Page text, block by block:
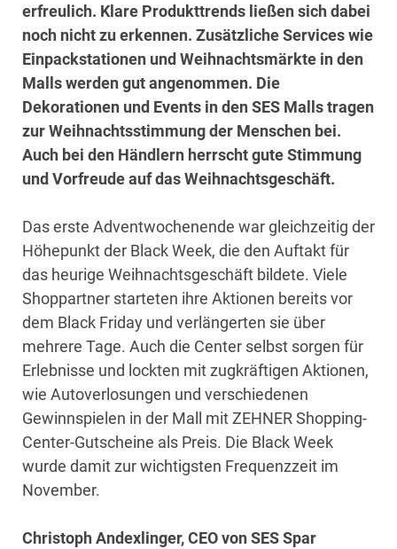
erfreulich. Klare Produkttrends ließen sich dabei
noch nicht zu erkennen. Zusätzliche Services wie
Einpackstationen und Weihnachtsmärkte in den
Malls werden gut angenommen. Die
Dekorationen und Events in den SES Malls tragen
zur Weihnachtsstimmung der Menschen bei.
Auch bei den Händlern herrscht gute Stimmung
und Vorfreude auf das Weihnachtsgeschäft.
Das erste Adventwochenende war gleichzeitig der
Höhepunkt der Black Week, die den Auftakt für
das heurige Weihnachtsgeschäft bildete. Viele
Shoppartner starteten ihre Aktionen bereits vor
dem Black Friday und verlängerten sie über
mehrere Tage. Auch die Center selbst sorgen für
Erlebnisse und lockten mit zugkräftigen Aktionen,
wie Autoverlosungen und verschiedenen
Gewinnspielen in der Mall mit ZEHNER Shopping-
Center-Gutscheine als Preis. Die Black Week
wurde damit zur wichtigsten Frequenzzeit im
November.
Christoph Andexlinger, CEO von SES Spar